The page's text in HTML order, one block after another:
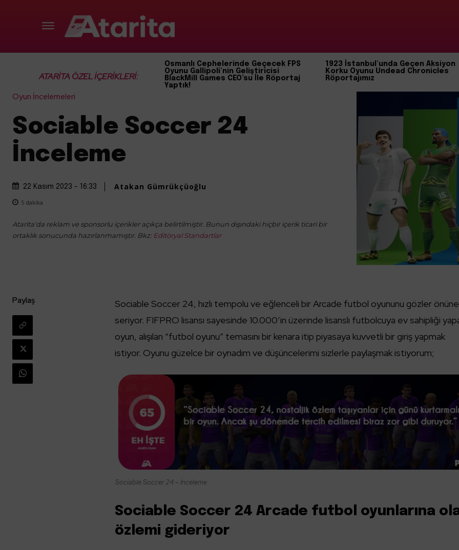
ATARİTA ÖZEL İÇERİKLERİ:
Osmanlı Cephelerinde Geçecek FPS
Oyunu Gallipoli’nin Geliştiricisi
BlackMill Games CEO’su İle Röportaj
Yaptık!
1923 İstanbul’unda Geçen Aksiyon
Korku Oyunu Undead Chronicles
Röportajımız
Oyun İncelemeleri
Sociable Soccer 24
İnceleme
22 Kasım 2023 - 16:33 Atakan Gümrükçüoğlu
5 dakika
Atarita'da reklam ve sponsorlu içerikler açıkça belirtilmiştir. Bunun dışındaki hiçbir içerik ticari bir
ortaklık sonucunda hazırlanmamıştır. Bkz:Editöryal Standartlar
Paylaş
Sociable Soccer 24, hızlı tempolu ve eğlenceli bir Arcade futbol oyununu gözler önüne
seriyor. FIFPRO lisansı sayesinde 10.000’in üzerinde lisanslı futbolcuya ev sahipliği
oyun, alışılan “futbol oyunu” temasını bir kenara itip piyasaya kuvvetli bir giriş yapmak
istiyor. Oyunu güzelce bir oynadım ve düşüncelerimi sizlerle paylaşmak istiyorum;
Sociable Soccer 24 – İnceleme
Sociable Soccer 24 Arcade futbol oyunlarına
özlemi gideriyor